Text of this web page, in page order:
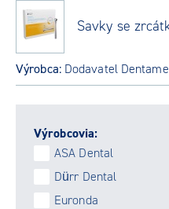
Savky se
Výrobca:Dodavatel
Výrobcovia:
ASA Dental
Dürr Dental
Euronda